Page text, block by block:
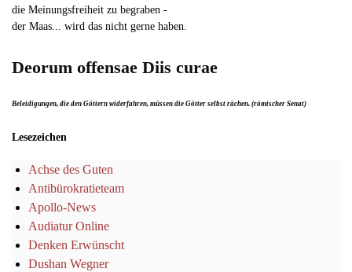
die Meinungsfreiheit zu begraben -
der Maas... wird das nicht gerne haben.
Deorum offensae Diis curae
Beleidigungen, die den Göttern widerfahren, müssen die Götter selbst rächen. (römischer Senat)
Lesezeichen
Achse des Guten
Antibürokratieteam
Apollo-News
Audiatur Online
Denken Erwünscht
Dushan Wegner